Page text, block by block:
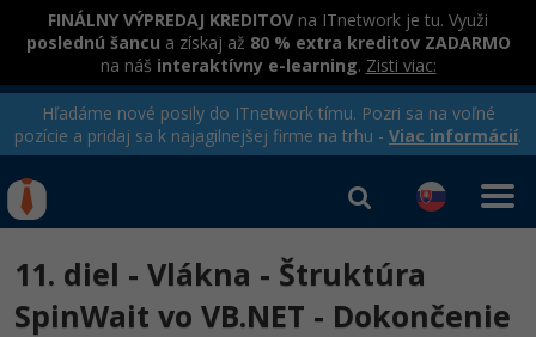
FINÁLNY VÝPREDAJ KREDITOV na ITnetwork je tu. Využi
poslednú šancu a získaj až 80 % extra kreditov ZADARMO
na náš interaktívny e-learning. Zisti viac:
Hľadáme nové posily do ITnetwork tímu. Pozri sa na voľné
pozície a pridaj sa k najagilnejšej firme na trhu - Viac informácií.
Rekvalifikačné kurzy
hradené úradom práce
Prihlásiť sa | Registrovať
11. diel - Vlákna - Štruktúra
SpinWait vo VB.NET - Dokončenie